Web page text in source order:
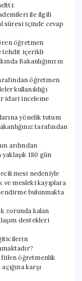
ile ilgili
süresi içinde cevap
öğretmen
tehdit içerikli
Bakanlığınızın
öğretmen
kullanıldığı
idari inceleme
yönelik tutum
tarafından
ardından
yaklaşık 180 gün
nedeniyle
ve mesleki kayıplara
bulunmakta
zorunda kalan
destekleri
fiilen öğretmenlik
karşı